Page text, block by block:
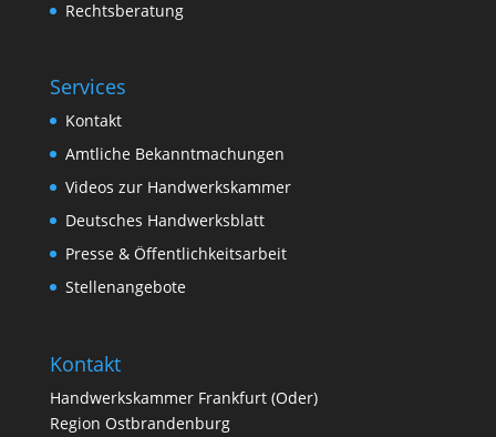
Rechtsberatung
Services
Kontakt
Amtliche Bekanntmachungen
Videos zur Handwerkskammer
Deutsches Handwerksblatt
Presse & Öffentlichkeitsarbeit
Stellenangebote
Kontakt
Handwerkskammer Frankfurt (Oder)
Region Ostbrandenburg